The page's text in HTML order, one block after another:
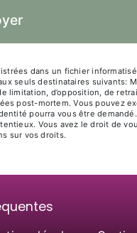
dans un fichier
seuls destinataires suivants:
limitation, d’opposition, de
post-mortem. Vous pouvez
pourra vous être
Vous avez le droit de
sur vos droits.